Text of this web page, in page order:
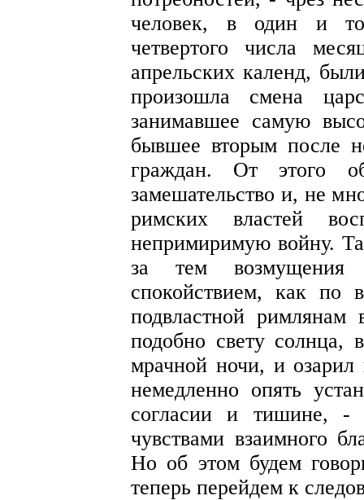
человек, в один и
четвертого числа
апрельских календ,
произошла смена
занимавшее самую
бывшее вторым после
граждан. От этого
замешательство и, не
римских властей
непримиримую войну.
за тем
спокойствием, как по
подвластной
подобно свету солнца,
мрачной ночи, и
немедленно опять
согласии и тишине, -
чувствами взаимного
Но об этом будем
теперь перейдем к